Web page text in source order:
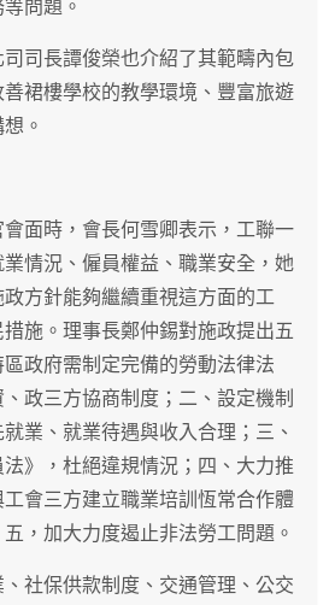
問題。
司長譚俊榮也介紹了其範疇內包
裙樓學校的教學環境、豐富旅遊
。
面時，會長何雪卿表示，工聯一
情況、僱員權益、職業安全，她
方針能夠繼續重視這方面的工
施。理事長鄭仲錫對施政提出五
政府需制定完備的勞動法律法
政三方協商制度；二、設定機制
業、就業待遇與收入合理；三、
》，杜絕違規情況；四、大力推
會三方建立職業培訓恆常合作體
，加大力度遏止非法勞工問題。
社保供款制度、交通管理、公交